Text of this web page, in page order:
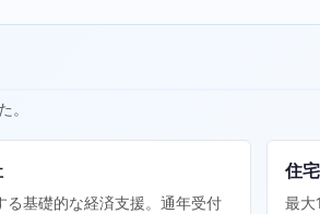
。
る基礎的な経済支援。通年受付
住
最大